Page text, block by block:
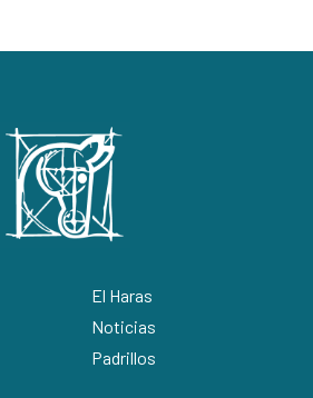
El Haras
Noticias
Padrillos